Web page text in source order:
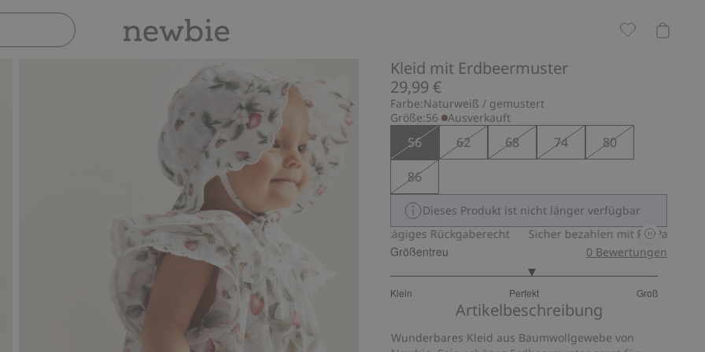
Kleid mit Erdbeermuster
29,99 €
Farbe:Naturweiß / gemustert
Größe:56 Ausverkauft
56 62 68 74
80
86
Dieses Produkt ist nicht länger verfügbar
Sicher bezahlen mit PayPal & Apple Pay
30-tägiges Rückgaberecht Sicher bezahlen mit PayPal & Apple
Größentreu
Klein Perfekt Groß
von
16
0 Bewertungen
Artikelbeschreibung
Wunderbares Kleid aus Baumwollgewebe von